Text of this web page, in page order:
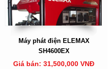
Máy phát điện ELEMAX
SH4600EX
Giá bán: 31,500,000 VNĐ